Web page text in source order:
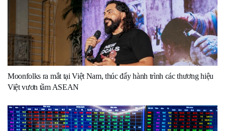
Moonfolks ra mắt tại Việt Nam, thúc đẩy hành trình các thương hiệu
Việt vươn tầm ASEAN